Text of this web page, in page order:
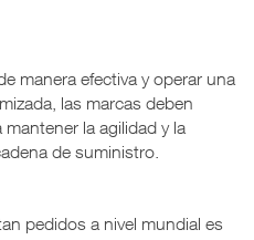
manera efectiva y operar una
las marcas deben
la agilidad y la
de suministro.
pedidos a nivel mundial es